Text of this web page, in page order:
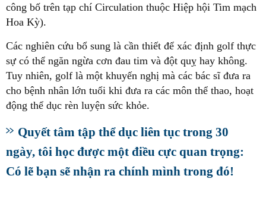
công bố trên tạp chí Circulation thuộc Hiệp hội Tim mạch
Hoa Kỳ).
Các nghiên cứu bổ sung là cần thiết để xác định golf thực
sự có thể ngăn ngừa cơn đau tim và đột quỵ hay không.
Tuy nhiên, golf là một khuyến nghị mà các bác sĩ đưa ra
cho bệnh nhân lớn tuổi khi đưa ra các môn thể thao, hoạt
động thể dục rèn luyện sức khỏe.
Quyết tâm tập thể dục liên tục trong 30
ngày, tôi học được một điều cực quan trọng:
Có lẽ bạn sẽ nhận ra chính mình trong đó!